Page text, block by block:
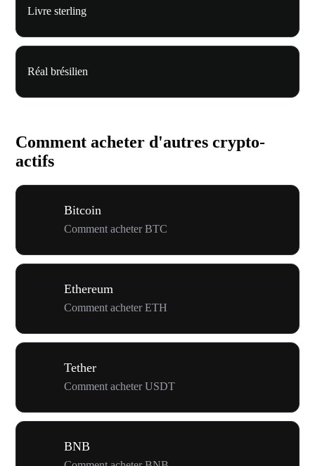
Livre sterling
Réal brésilien
Comment acheter d'autres crypto-
actifs
Bitcoin
Comment acheter BTC
Ethereum
Comment acheter ETH
Tether
Comment acheter USDT
BNB